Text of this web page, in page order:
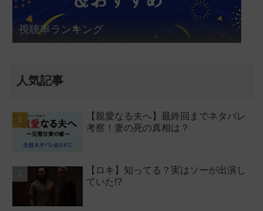
視聴率ランキング
人気記事
【親愛なる夫へ】最終回までネタバレ
考察！妻の死の真相は？
【ロキ】知ってる？実はソーが出演し
ていた!?